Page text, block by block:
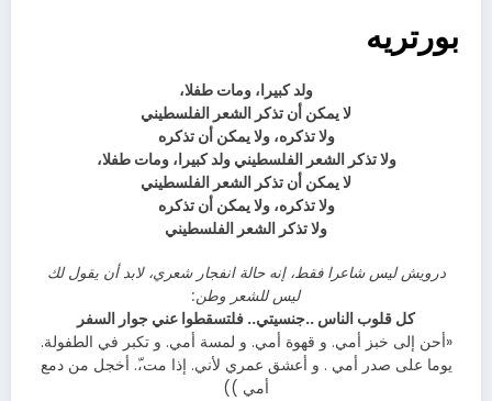
بورتريه
ولد كبيرا، ومات طفلا،
لا يمكن أن تذكر الشعر الفلسطيني
ولا تذكره، ولا يمكن أن تذكره
ولا تذكر الشعر الفلسطيني ولد كبيرا، ومات طفلا،
لا يمكن أن تذكر الشعر الفلسطيني
ولا تذكره، ولا يمكن أن تذكره
ولا تذكر الشعر الفلسطيني
درويش ليس شاعرا فقط، إنه حالة انفجار شعري، لابد أن يقول لك
ليس للشعر وطن:
كل قلوب الناس ..جنسيتي.. فلتسقطوا عني جوار السفر
«أحن إلى خبز أمي. و قهوة أمي. و لمسة أمي. و تكبر في الطفولة.
يوما على صدر أمي . و أعشق عمري لأني. إذا مت،ّ. أخجل من دمع
أمي ))